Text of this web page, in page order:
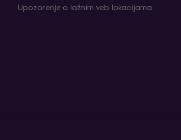
Upozorenje o lažnim veb lokacijama